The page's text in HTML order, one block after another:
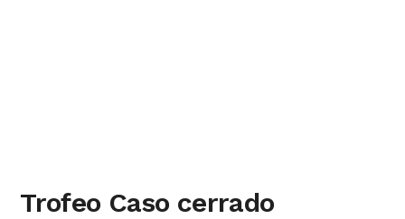
Trofeo Caso cerrado